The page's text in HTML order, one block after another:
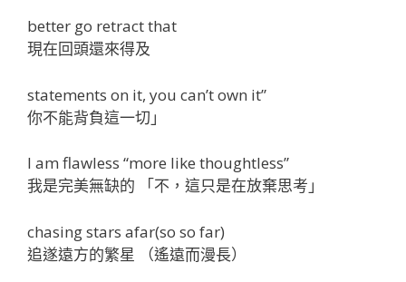
better go retract that
現在回頭還來得及
statements on it, you can’t own it”
你不能背負這一切」
I am flawless “more like thoughtless”
我是完美無缺的 「不，這只是在放棄思考」
chasing stars afar(so so far)
追遂遠方的繁星 （遙遠而漫長）